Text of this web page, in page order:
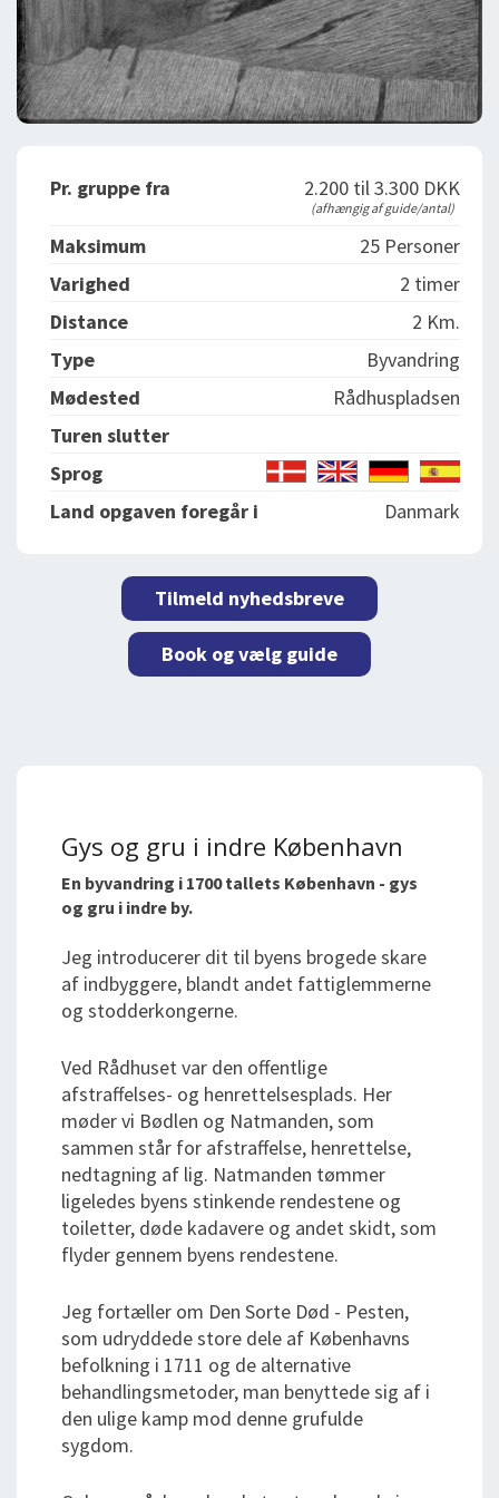
Pr. gruppe fra 2.200 til 3.300 DKK
(afhængig af guide/antal)
Maksimum
25 Personer
Varighed
2 timer
Distance
2 Km.
Type
Byvandring
Mødested
Rådhuspladsen
Turen slutter
Sprog
Land opgaven foregår i
Danmark
Tilmeld nyhedsbreve
Book og vælg guide
Gys og gru i indre København
En byvandring i 1700 tallets København - gys
og gru i indre by.
Jeg introducerer dit til byens brogede skare
af indbyggere, blandt andet fattiglemmerne
og stodderkongerne.
Ved Rådhuset var den offentlige
afstraffelses- og henrettelsesplads. Her
møder vi Bødlen og Natmanden, som
sammen står for afstraffelse, henrettelse,
nedtagning af lig. Natmanden tømmer
ligeledes byens stinkende rendestene og
toiletter, døde kadavere og andet skidt, som
flyder gennem byens rendestene.
Jeg fortæller om Den Sorte Død - Pesten,
som udryddede store dele af Københavns
befolkning i 1711 og de alternative
behandlingsmetoder, man benyttede sig af i
den ulige kamp mod denne grufulde
sygdom.